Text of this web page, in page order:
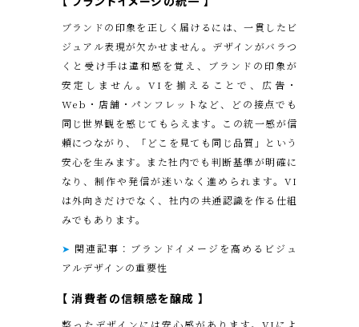
ブランドの印象を正しく届けるには、一貫したビ
ジュアル表現が欠かせません。デザインがバラつ
くと受け手は違和感を覚え、ブランドの印象が
安定しません。VIを揃えることで、広告・
Web・店舗・パンフレットなど、どの接点でも
同じ世界観を感じてもらえます。この統一感が信
頼につながり、「どこを見ても同じ品質」という
安心を生みます。また社内でも判断基準が明確に
なり、制作や発信が迷いなく進められます。VI
は外向きだけでなく、社内の共通認識を作る仕組
みでもあります。
➤ 関連記事：ブランドイメージを高めるビジュ
アルデザインの重要性
【 消費者の信頼感を醸成 】
整ったデザインには安心感があります。VIによ